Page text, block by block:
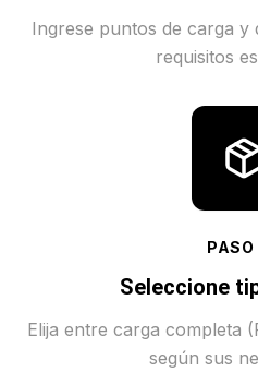
Ingrese puntos de carga
requisitos
PASO
Seleccione
Elija entre carga completa
según sus